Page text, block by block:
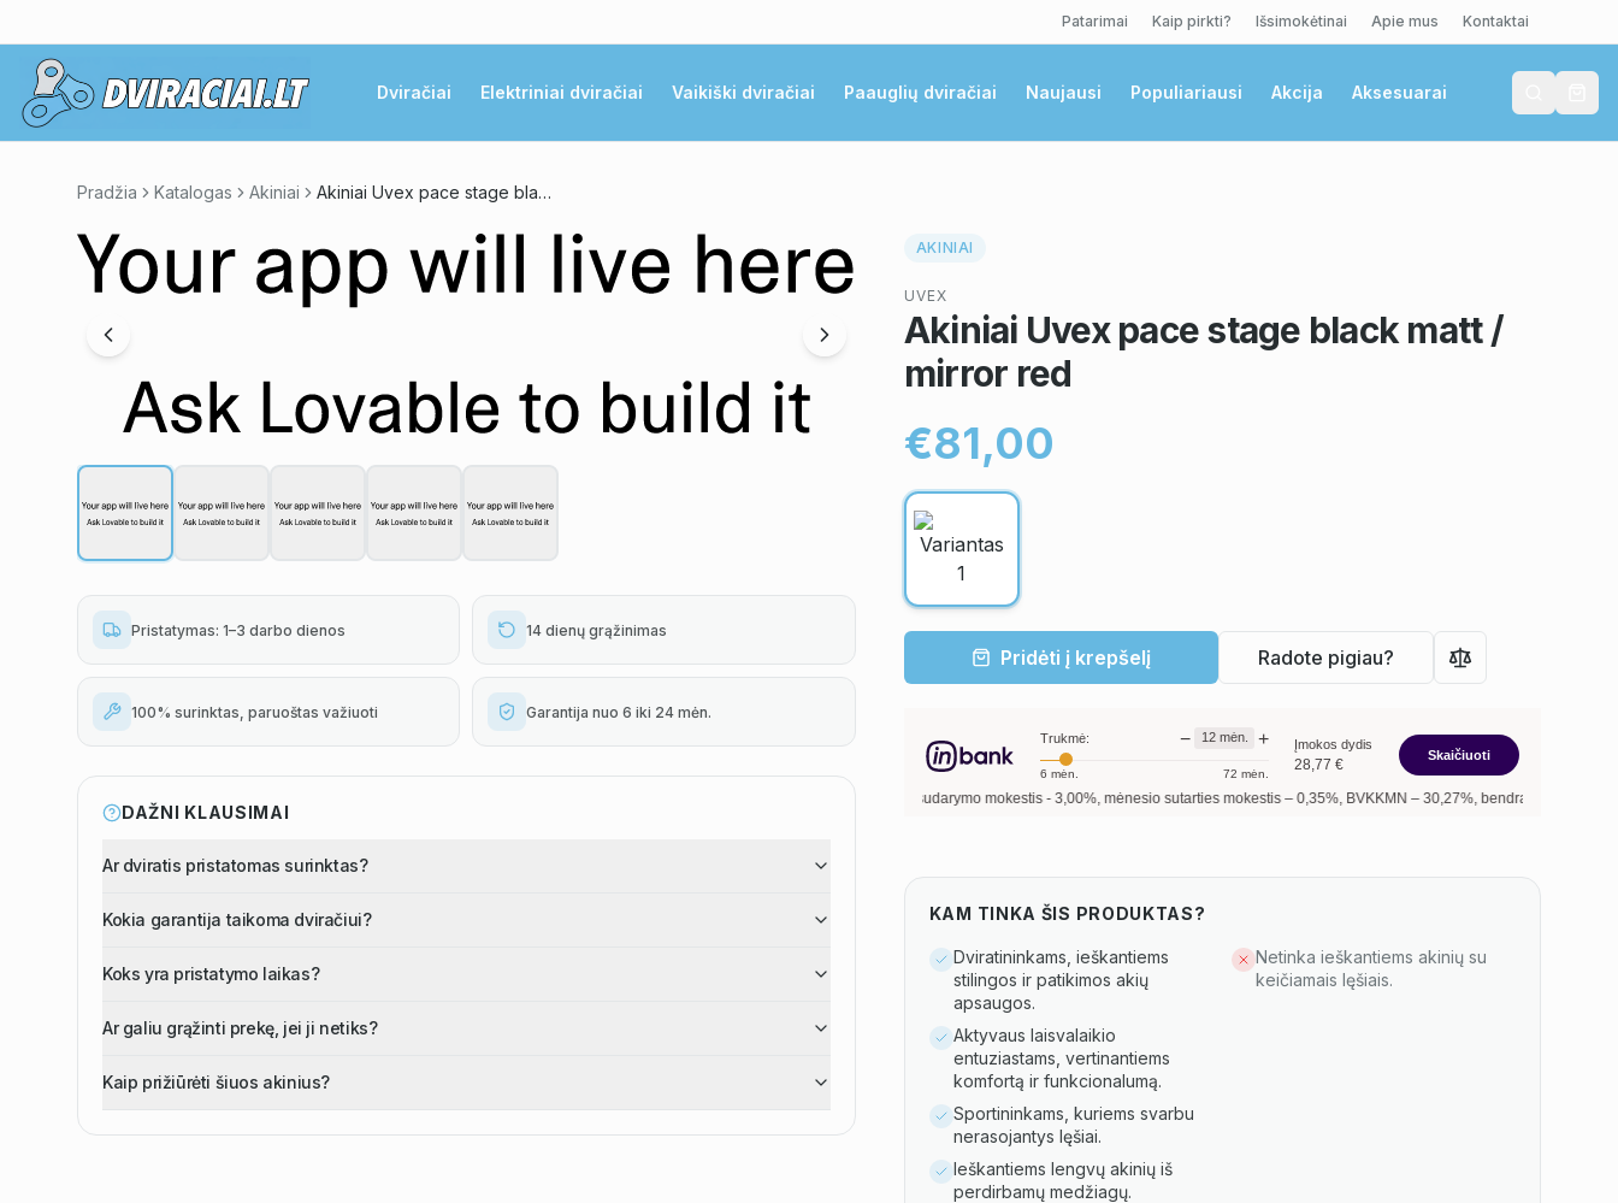
Patarimai Kaip pirkti? Išsimokėtinai Apie mus Kontaktai
Dviračiai Elektriniai dviračiai Vaikiški dviračiai Paauglių dviračiai Naujausi Populiariausi Akcija Aksesuarai
Pradžia Katalogas Akiniai Akiniai Uvex pace stage black matt / mirror red
Pristatymas: 1–3 darbo dienos 14 dienų grąžinimas
100% surinktas, paruoštas važiuoti Garantija nuo 6 iki 24 mėn.
DAŽNI KLAUSIMAI
Ar dviratis pristatomas surinktas?
Kokia garantija taikoma dviračiui?
Koks yra pristatymo laikas?
Ar galiu grąžinti prekę, jei ji netiks?
Kaip prižiūrėti šiuos akinius?
AKINIAI
UVEX
Akiniai Uvex pace stage black matt /
mirror red
€81,00
Pridėti į krepšelį Radote pigiau?
Trukmė: − 12mėn. +
6 mėn. 72 mėn.
Įmokos dydis
28,77 €
Skaičiuoti
Pavyzdžiui, skolinantis , sutarties sudarymo mokestis -3,00%, mėnesio sutarties mokestis –0,35%, BVKKMN –30,27 %, bendra mokėtina suma –
KAM TINKA ŠIS PRODUKTAS?
Dviratininkams, ieškantiems
stilingos ir patikimos akių
apsaugos.
Aktyvaus laisvalaikio
entuziastams, vertinantiems
komfortą ir funkcionalumą.
Sportininkams, kuriems svarbu
nerasojantys lęšiai.
Ieškantiems lengvų akinių iš
perdirbamų medžiagų.
Netinka ieškantiems akinių su
keičiamais lęšiais.